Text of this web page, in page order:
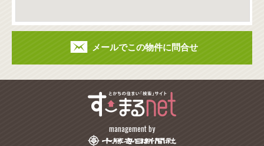
メールでこの物件に問合せ
management by